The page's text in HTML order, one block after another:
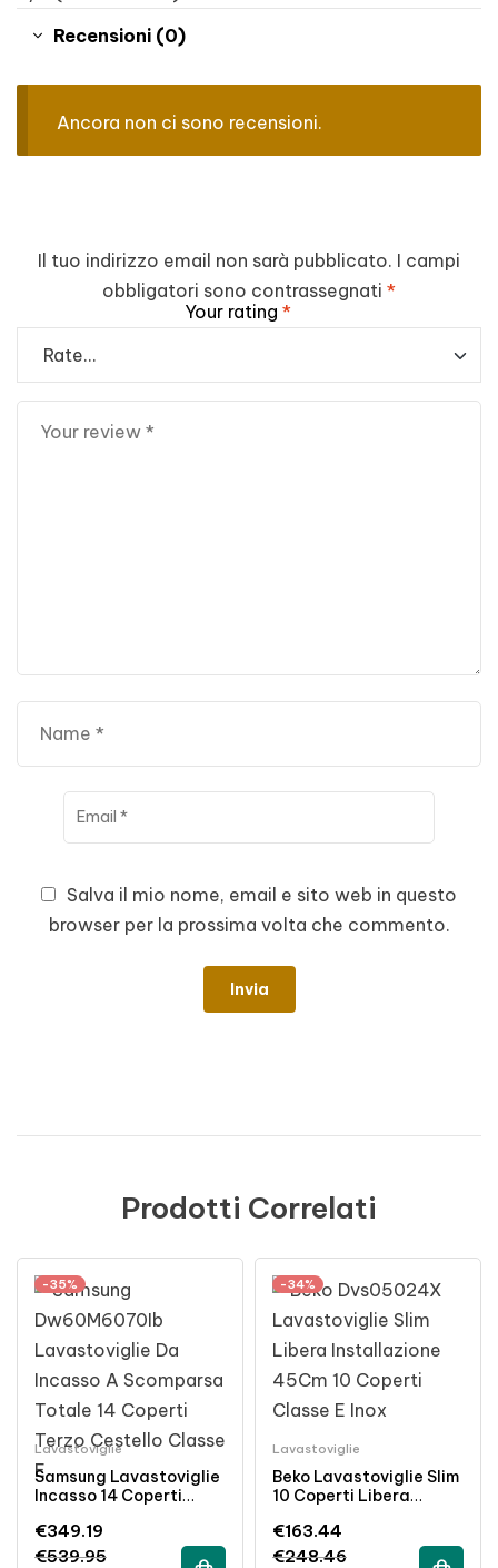
Recensioni (0)
Ancora non ci sono recensioni.
Il tuo indirizzo email non sarà pubblicato. I campi
obbligatori sono contrassegnati *
Your rating *
Salva il mio nome, email e sito web in questo
browser per la prossima volta che commento.
Prodotti Correlati
-35%
Lavastoviglie
Samsung Lavastoviglie
Incasso 14 Coperti
Scomparsa Totale
Classe E
€539.95
€349.19
-34%
Lavastoviglie
Beko Lavastoviglie Slim
10 Coperti Libera
Inox 45cm
€248.46
€163.44